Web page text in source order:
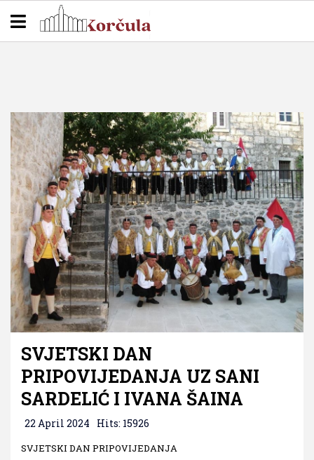
SVJETSKI DAN
PRIPOVIJEDANJA UZ SANI
SARDELIĆ I IVANA ŠAINA
22 April 2024 Hits: 15926
SVJETSKI DAN PRIPOVIJEDANJA